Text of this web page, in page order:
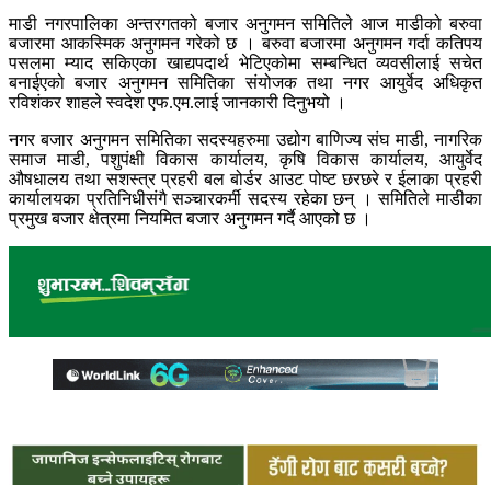
माडी नगरपालिका अन्तरगतको बजार अनुगमन समितिले आज माडीको बरुवा
बजारमा आकस्मिक अनुगमन गरेको छ । बरुवा बजारमा अनुगमन गर्दा कतिपय
पसलमा म्याद सकिएका खाद्यपदार्थ भेटिएकोमा सम्बन्धित व्यवसीलाई सचेत
बनाईएको बजार अनुगमन समितिका संयोजक तथा नगर आयुर्वेद अधिकृत
रविशंकर शाहले स्वदेश एफ.एम.लाई जानकारी दिनुभयो ।
नगर बजार अनुगमन समितिका सदस्यहरुमा उद्योग बाणिज्य संघ माडी, नागरिक
समाज माडी, पशुपंक्षी विकास कार्यालय, कृषि विकास कार्यालय, आयुर्वेद
औषधालय तथा सशस्त्र प्रहरी बल बोर्डर आउट पोष्ट छरछरे र ईलाका प्रहरी
कार्यालयका प्रतिनिधीसंगै सञ्चारकर्मी सदस्य रहेका छन् । समितिले माडीका
प्रमुख बजार क्षेत्रमा नियमित बजार अनुगमन गर्दै आएको छ ।